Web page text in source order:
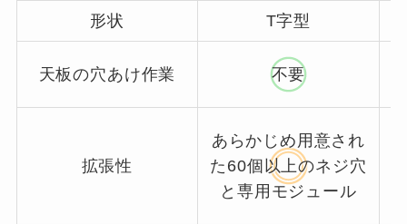
形状 T字型
天板の穴あけ作業 不要
拡張性
あらかじめ用意され
た60個以上のネジ穴
と専用モジュール